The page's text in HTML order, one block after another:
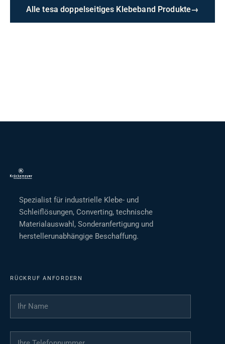
Alle tesa doppelseitiges Klebeband Produkte→
Spezialist für industrielle Klebe- und
Schleiflösungen, Converting, technische
Materialauswahl, Sonderanfertigung und
herstellerunabhängige Beschaffung.
RÜCKRUF ANFORDERN
Ihr Name
Ihre Telefonnummer